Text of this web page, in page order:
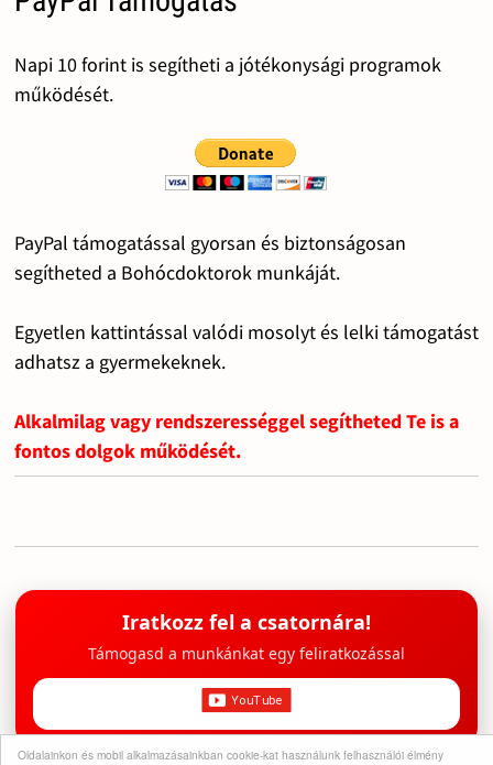
Oldalainkon és mobil alkalmazásainkban cookie-kat használunk felhasználói élmény
Napi 10 forint is segítheti a jótékonysági programok
működését.
PayPal támogatással gyorsan és biztonságosan
segítheted a Bohócdoktorok munkáját.
Egyetlen kattintással valódi mosolyt és lelki támogatást
adhatsz a gyermekeknek.
Alkalmilag vagy rendszerességgel segítheted Te is a
fontos dolgok működését.
Iratkozz fel a csatornára!
Támogasd a munkánkat egy feliratkozással